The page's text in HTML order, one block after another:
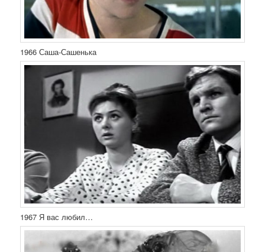
1966 Саша-Сашенька
1967 Я вас любил…